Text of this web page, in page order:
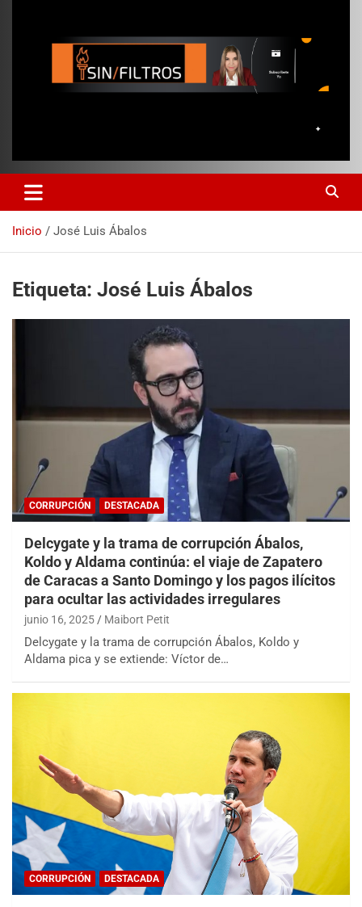
Inicio José Luis Ábalos
Etiqueta: José Luis Ábalos
CORRUPCIÓN DESTACADA
Delcygate y la trama de corrupción Ábalos,
Koldo y Aldama continúa: el viaje de Zapatero
de Caracas a Santo Domingo y los pagos ilícitos
para ocultar las actividades irregulares
junio 16, 2025 Maibort Petit
Delcygate y la trama de corrupción Ábalos, Koldo y
Aldama pica y se extiende: Víctor de…
CORRUPCIÓN DESTACADA